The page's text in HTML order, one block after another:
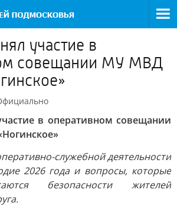
участие в
совещании МУ МВД
в оперативном совещании
служебной деятельности
2026 года и вопросы, которые
безопасности жителей